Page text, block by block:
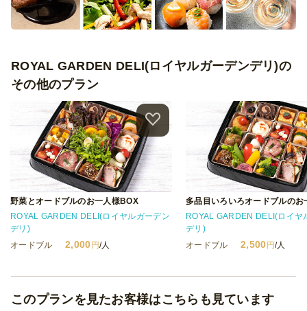
ROYAL GARDEN DELI(ロイヤルガーデンデリ)の
その他のプラン
野菜とオードブルのお一人様BOX
ROYAL GARDEN DELI(ロイヤルガーデン
デリ)
オードブル
2,000円/人
多品目いろいろオードブルのお
ROYAL GARDEN DELI(ロイヤ
デリ)
オードブル
2,500円/人
このプランを見たお客様はこちらも見ています